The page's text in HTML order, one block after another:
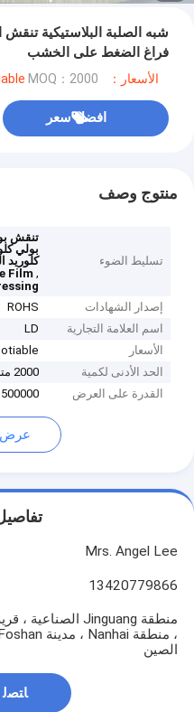
شبه الصلبة البلاستيكية
فراغ الضغط على الخشب
الأسعار：negotiable MOQ：2000 متر
افضل سعر
منتوج وصف
تسليط الضوء
تنقش
بولي
كلوريد
,
Film
إصدار الشهادات
ROHS
اسم العلامة التجارية
LD
الأسعار
الحد الأدنى لكمية
2000 متر
القدرة على العرض
500000 متر شهريا
عرض
Mrs. Angel Lee
13420779866
الصين
ﺎﺘﺼﻟ